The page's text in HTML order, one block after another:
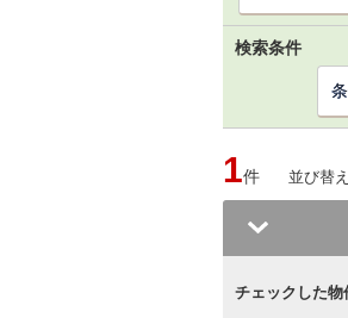
検索条件
1件 並び替え
チェックした物